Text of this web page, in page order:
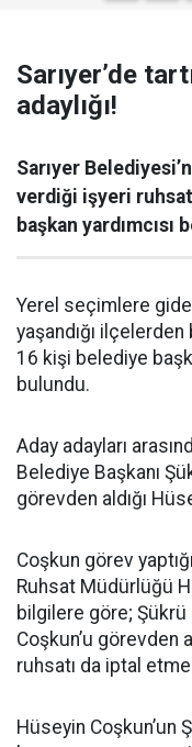
Sarıyer’de
adaylığı!
Sarıyer
verdiği işyeri
başkan yardımcısı
Yerel seçimlere
yaşandığı ilçelerden
16 kişi belediye
bulundu.
Aday adayları
Belediye Başkanı
görevden aldığı
Coşkun görev
Ruhsat Müdürlüğü
bilgilere göre;
Coşkun’u görevden
ruhsatı da iptal
Hüseyin Coşkun’un